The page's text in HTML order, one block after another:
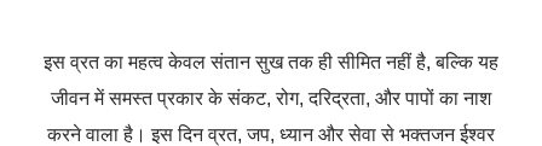
इस व्रत का महत्व केवल संतान सुख तक ही सीमित नहीं है, बल्कि यह
जीवन में समस्त प्रकार के संकट, रोग, दरिद्रता, और पापों का नाश
करने वाला है। इस दिन व्रत, जप, ध्यान और सेवा से भक्तजन ईश्वर